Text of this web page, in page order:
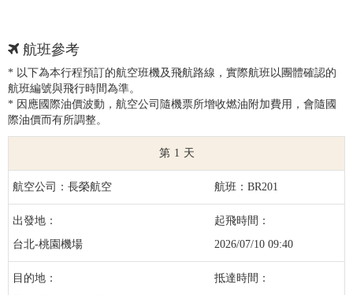
航班參考
* 以下為本行程預訂的航空班機及飛航路線，實際航班以團體確認的
航班編號與飛行時間為準。
* 因應國際油價波動，航空公司隨機票所增收燃油附加費用，會隨國
際油價而有所調整。
1
長榮航空 BR201
台北-桃園機場 2026/07/10 09:40